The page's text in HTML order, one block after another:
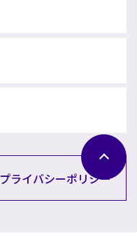
プライバシーポリシー